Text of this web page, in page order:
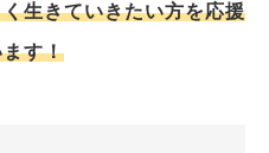
生きていきたい方を応援
す！